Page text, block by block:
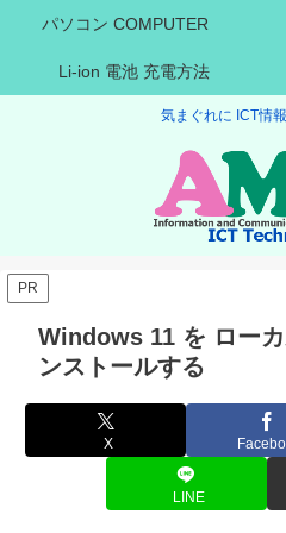
気まぐれに ICT情
パソコン COMPUTER
Li-ion 電池 充電方法
PR
Windows 11 を ロー
ンストールする
X
LINE